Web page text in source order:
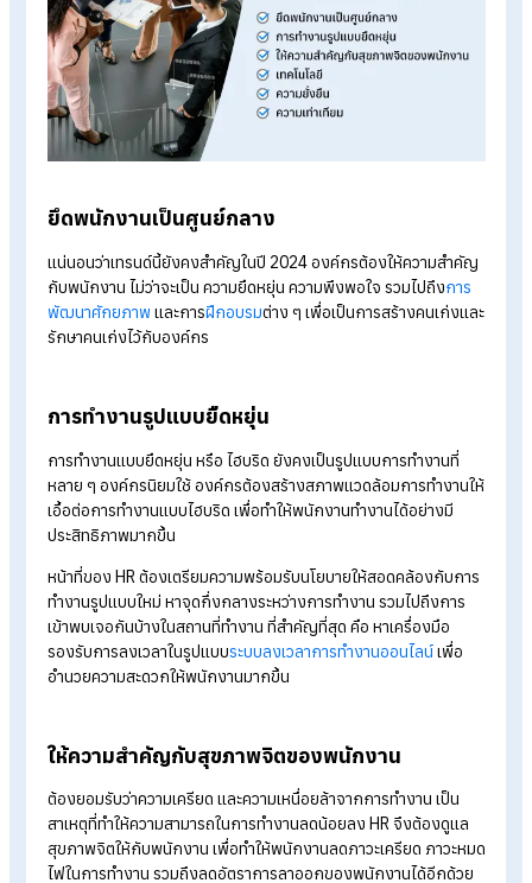
เทรนด์การทำงาน 2024 ที่ HR ต้องรู้!
ๆ มาฝาก ไปดูกันเลย
ยึดพนักงานเป็นศูนย์กลาง
พัฒนาศักยภาพและการฝึกอบรมต่าง ๆ เพื่อเป็นการสร้างคนเก่ง
รักษาคนเก่งไว้กับองค์กร